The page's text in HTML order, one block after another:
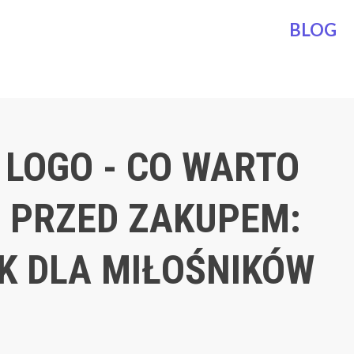
BLOG
- CO WARTO
PRZED ZAKUPEM:
DLA MIŁOŚNIKÓW